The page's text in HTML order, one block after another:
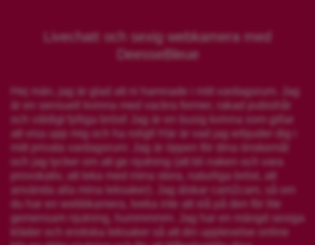
Livechatt och sexig webkamera med
DeesseBleue
Hej män, jag är glad att ni hamnade i mitt vardagsrum. Jag
är en sensuell kvinna med vackra former, rakad pubishår
och väldigt fylliga bröst! Jag är en busig kvinna som gillar
att visa upp mig och ha roligt! Här är vad jag erbjuder dig i
mitt privata vardagsrum: Jag är öppen för dina önskemål
och jag tycker om att ge njutning (att bli naken och vara
provokativ, att leka med mina stora, naturliga bröst, att
använda alla mina leksaker). Jag älskar cam2cam, så om
du har en webbkamera, tveka inte att slå på den för lite
gemensam njutning, hummmmm. Jag har en mängd sexiga
kläder och erotiska leksaker så att din upplevelse online